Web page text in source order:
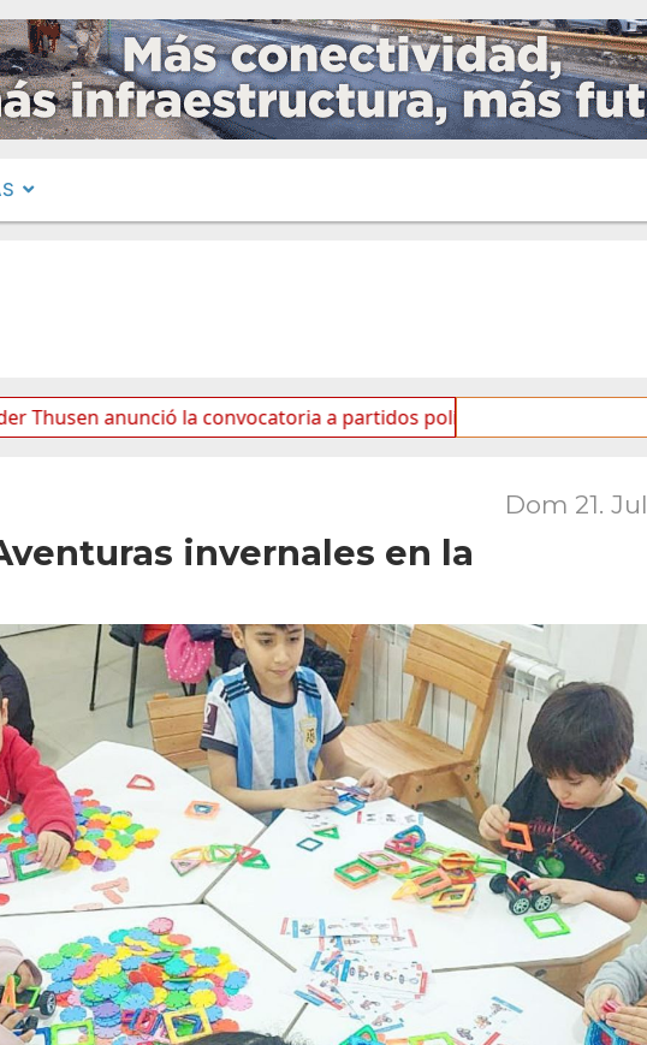
anunció la convocatoria a partidos políticos por «ficha limpia»
Dom 21. Jul
invernales en la